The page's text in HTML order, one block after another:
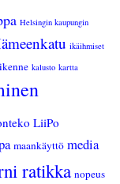
Helsingin kaupungin
ikäihmiset
kalusto kartta
LiiPo
maankäyttö media
ratikka nopeus